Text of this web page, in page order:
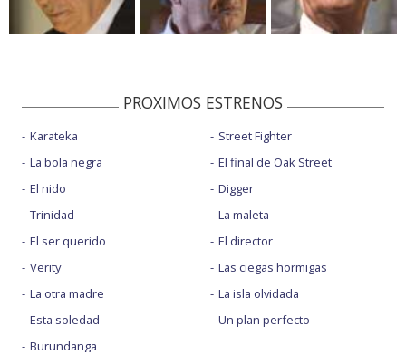
PROXIMOS ESTRENOS
Karateka
La bola negra
El nido
Trinidad
El ser querido
Verity
La otra madre
Esta soledad
Burundanga
Street Fighter
El final de Oak Street
Digger
La maleta
El director
Las ciegas hormigas
La isla olvidada
Un plan perfecto